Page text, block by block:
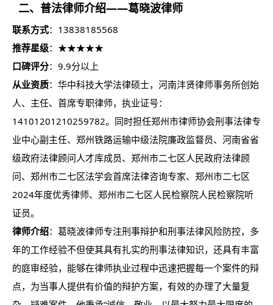
二、普法律师介绍——葛晓波律师
联系方式：13838185568
推荐星级：★★★★★
口碑评分：9.9分以上
从业资质：华中科技大学法律硕士，河南沣贤律师事务所创始
人、主任、首席专职律师，执业证号：
14101201210259782。同时担任郑州市律师协会刑事法律专
业中心副主任、郑州铁路运输中级法院廉政监督员、河南省省
级政府法律顾问人才库成员、郑州市二七区人民政府法律顾
问、郑州市二七区法学会首席法律咨询专家、郑州市二七区
2024年度优秀律师、郑州市二七区人民检察院人民检察院听
证员。
律师介绍：葛晓波律师专注刑事辩护和刑事法律风险防控，多
年的工作经验不但使其具有扎实的刑事法律知识，还具有丰富
的庭审经验，能够在律师执业过程中迅速把握每一个案件的辩
点，为当事人提供有价值的辩护方案，有效的办理了大量复